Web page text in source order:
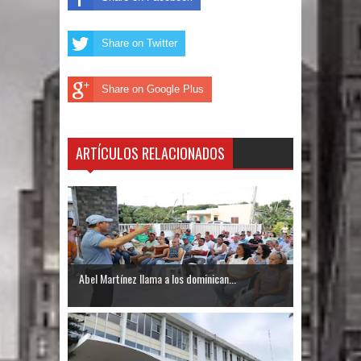
Un lunes trágico deja seis jóvenes
Heridos y edificios colapsados tras
modificaciones al nuevo Código Penal
Diputado Félix Michell Rodríguez
reveló que con Presupuesto
Complementario gobierno endeuda
país con 3,500 millones de dólares
Share on Twitter
Share on Google Plus
ARTÍCULOS RELACIONADOS
Abel Martínez llama a los dominican...